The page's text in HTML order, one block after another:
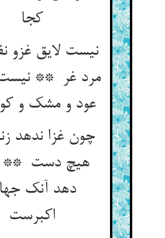
کجا
نیست لایق غزو
مرد غر ** نیست
عود و مشک و کون خر
چون غزا ندهد
هیچ دست **
دهد آنک
اکبرست